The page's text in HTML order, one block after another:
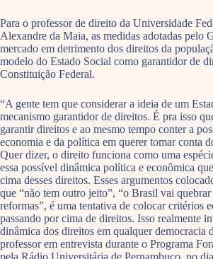
Para o professor de direito da Universidade
Alexandre da Maia, as medidas adotadas pelo
mercado em detrimento dos direitos da
modelo do Estado Social como garantidor de
Constituição Federal.
“A gente tem que considerar a ideia de um
mecanismo garantidor de direitos. É pra isso
garantir direitos e ao mesmo tempo conter a
economia e da política em querer tomar conta
Quer dizer, o direito funciona como uma
essa possível dinâmica política e econômica
cima desses direitos. Esses argumentos
que “não tem outro jeito”, “o Brasil vai quebrar
reformas”, é uma tentativa de colocar critérios
passando por cima de direitos. Isso realmente
dinâmica dos direitos em qualquer democracia
professor em entrevista durante o Programa
pela Rádio Universitária de Pernambuco, no